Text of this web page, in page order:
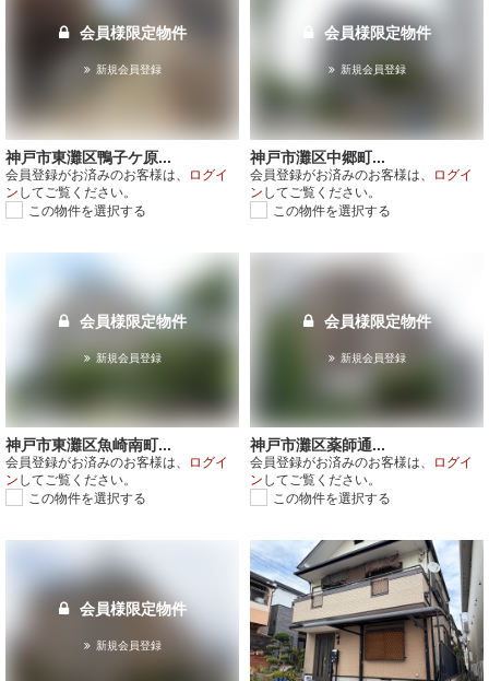
会員様限定物件
新規会員登録
神戸市東灘区鴨子ケ原...
会員登録がお済みのお客様は、
ログイ
ン してご覧ください。
この物件を選択する
会員様限定物件
新規会員登録
神戸市灘区中郷町...
会員登録がお済みのお客様は、
ログイ
ン してご覧ください。
この物件を選択する
会員様限定物件
新規会員登録
神戸市東灘区魚崎南町...
会員登録がお済みのお客様は、
ログイ
ン してご覧ください。
この物件を選択する
会員様限定物件
新規会員登録
神戸市灘区薬師通...
会員登録がお済みのお客様は、
ログイ
ン してご覧ください。
この物件を選択する
会員様限定物件
新規会員登録